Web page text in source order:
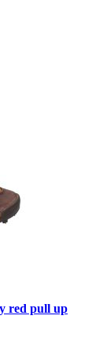
red pull up